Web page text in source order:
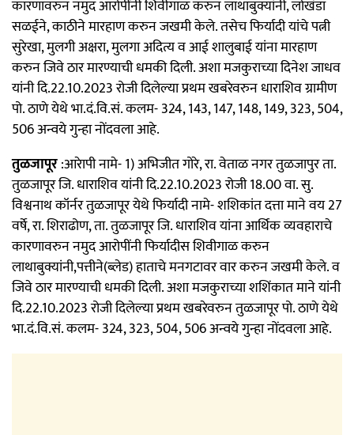
कारणावरुन नमुद आरोपींनी शिवीगाळ करुन लाथाबुक्यांनी, लोखंडा
सळईने, काठीने मारहाण करुन जखमी केले. तसेच फिर्यादी यांचे पत्नी
सुरेखा, मुलगी अक्षरा, मुलगा अदित्य व आई शालुबाई यांना मारहाण
करुन जिवे ठार मारण्याची धमकी दिली. अशा मजकुराच्या दिनेश जाधव
यांनी दि.22.10.2023 रोजी दिलेल्या प्रथम खबरेवरुन धाराशिव ग्रामीण
पो. ठाणे येथे भा.दं.वि.सं. कलम- 324, 143, 147, 148, 149, 323, 504,
506 अन्वये गुन्हा नोंदवला आहे.
तुळजापूर:आरेापी नामे- 1) अभिजीत गोरे, रा. वेताळ नगर तुळजापुर ता.
तुळजापूर जि. धाराशिव यांनी दि.22.10.2023 रोजी 18.00 वा. सु.
विश्वनाथ कॉर्नर तुळजापूर येथे फिर्यादी नामे- शशिकांत दत्ता माने वय 27
वर्षे, रा. शिराढोण, ता. तुळजापूर जि. धाराशिव यांना आर्थिक व्यवहाराचे
कारणावरुन नमुद आरोपींनी फिर्यादीस शिवीगाळ करुन
लाथाबुक्यांनी,पत्तीने(ब्लेड) हाताचे मनगटावर वार करुन जखमी केले. व
जिवे ठार मारण्याची धमकी दिली. अशा मजकुराच्या शशिंकात माने यांनी
दि.22.10.2023 रोजी दिलेल्या प्रथम खबरेवरुन तुळजापूर पो. ठाणे येथे
भा.दं.वि.सं. कलम- 324, 323, 504, 506 अन्वये गुन्हा नोंदवला आहे.